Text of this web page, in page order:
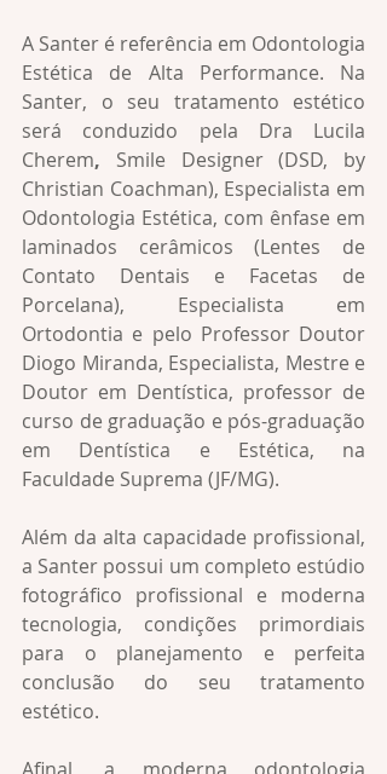
A Santer é referência em Odontologia
Estética de Alta Performance. Na
Santer, o seu tratamento estético
será conduzido pela Dra Lucila
Cherem, Smile Designer (DSD, by
Christian Coachman), Especialista em
Odontologia Estética, com ênfase em
laminados cerâmicos (Lentes de
Contato Dentais e Facetas de
Porcelana), Especialista em
Ortodontia e pelo Professor Doutor
Diogo Miranda, Especialista, Mestre e
Doutor em Dentística, professor de
curso de graduação e pós-graduação
em Dentística e Estética, na
Faculdade Suprema (JF/MG).
Além da alta capacidade profissional,
a Santer possui um completo estúdio
fotográfico profissional e moderna
tecnologia, condições primordiais
para o planejamento e perfeita
conclusão do seu tratamento
estético.